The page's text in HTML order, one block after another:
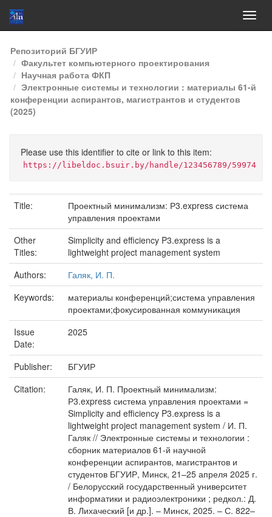
Skip
navigation
Репозиторий БГУИР
Факультет компьютерного проектирования
Научная работа ФКП
Электронные системы и технологии : материалы 61-й
конференции аспирантов, магистрантов и студентов
(2025)
Please use this identifier to cite or link to this item:
https://libeldoc.bsuir.by/handle/123456789/59974
Title:
Проектный минимализм: Р3.express система
управления проектами
Other
Titles:
Simplicity and efficiency P3.express is a
lightweight project management system
Authors:
Галяк, И. П.
Keywords:
материалы конференций;система управления
проектами;фокусированная коммуникация
Issue
Date:
2025
Publisher:
БГУИР
Citation:
Галяк, И. П. Проектный минимализм:
Р3.express система управления проектами =
Simplicity and efficiency P3.express is a
lightweight project management system / И. П.
Галяк // Электронные системы и технологии :
сборник материалов 61-й научной
конференции аспирантов, магистрантов и
студентов БГУИР, Минск, 21–25 апреля 2025 г.
/ Белорусский государственный университет
информатики и радиоэлектроники ; редкол.: Д.
В. Лихаческий [и др.]. – Минск, 2025. – С. 822–